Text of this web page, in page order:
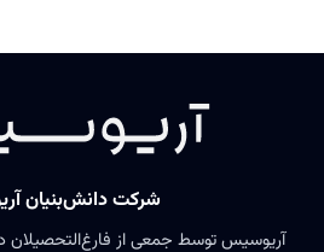
شرکت دانش‌بنیان
آریوسیس توسط جمعی از فارغ‌التحصیلان